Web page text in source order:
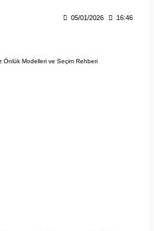
05/01/2026 16:46